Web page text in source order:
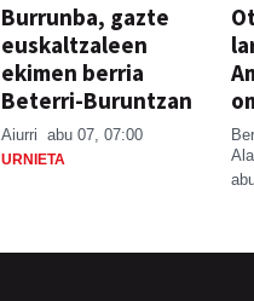
Burrunba, gazte
euskaltzaleen
ekimen berria
Beterri-Buruntzan
Aiurri abu 07, 07:00
URNIETA